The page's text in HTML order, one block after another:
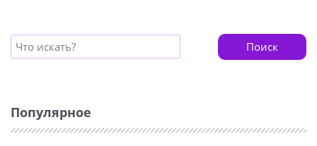
Поиск
Популярное